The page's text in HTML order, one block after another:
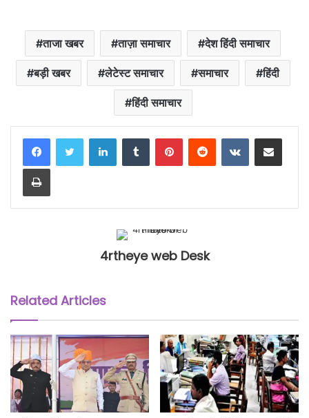
ताजा खबर ताज़ा समाचार देश हिंदी समाचार
बड़ी खबर लेटेस्ट समाचार समाचार हिंदी
हिंदी समाचार
LinkedInTumblr PinterestReddit VKontakteShare via Email
Print
4rtheye web Desk
Related Articles